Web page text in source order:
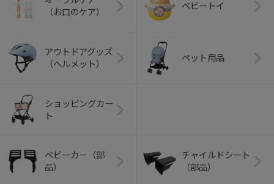
（お口のケア）
ベビートイ
アウトドアグッズ
（ヘルメット）
ペット用品
ショッピングカー
ト
ベビーカー（部
品）
チャイルドシート
（部品）